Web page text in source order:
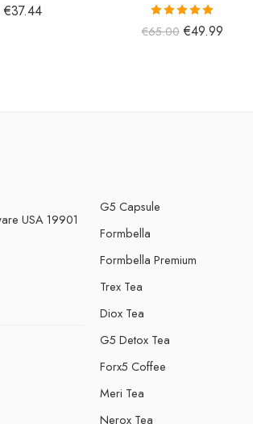
€37.44
5 üzerinden
5.00oy aldı
€65.00 €49.99
USA 19901
G5 Capsule
Formbella
Formbella Premium
Trex Tea
Diox Tea
G5 Detox Tea
Forx5 Coffee
Meri Tea
Nerox Tea